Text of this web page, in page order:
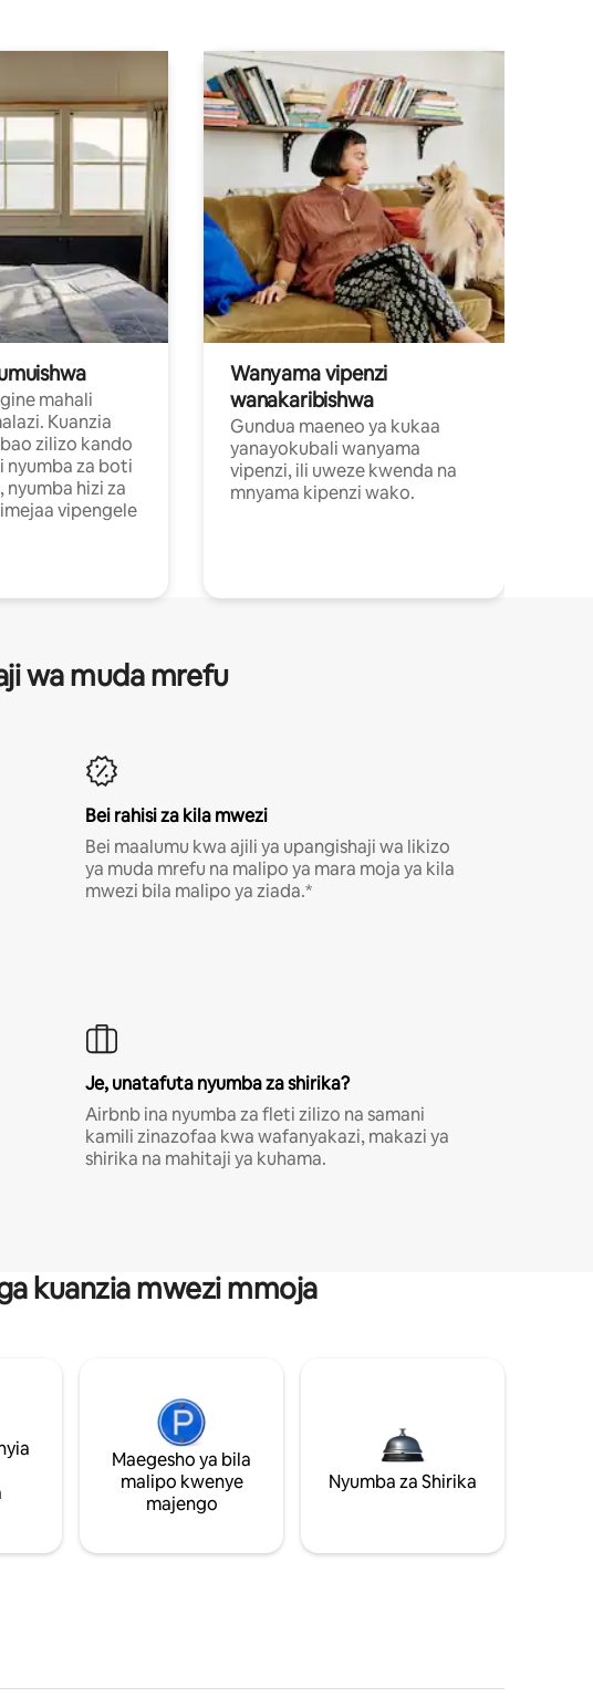
mahali
Kuanzia
zilizo kando
nyumba za boti
nyumba hizi za
vipengele
Wanyama vipenzi
wanakaribishwa
Gundua maeneo ya kukaa
yanayokubali wanyama
vipenzi, ili uweze kwenda na
mnyama kipenzi wako.
wa muda mrefu
Bei rahisi za kila mwezi
Bei maalumu kwa ajili ya upangishaji wa likizo
ya muda mrefu na malipo ya mara moja ya kila
mwezi bila malipo ya ziada.*
Je, unatafuta nyumba za shirika?
Airbnb ina nyumba za fleti zilizo na samani
kamili zinazofaa kwa wafanyakazi, makazi ya
shirika na mahitaji ya kuhama.
kuanzia mwezi mmoja
Maegesho ya bila
malipo kwenye
majengo
Nyumba za Shirika